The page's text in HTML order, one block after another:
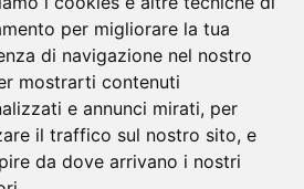
per migliorare la tua
di navigazione nel nostro
mostrarti contenuti
e annunci mirati, per
il traffico sul nostro sito, e
da dove arrivano i nostri
PALINSESTO DIRETTA TV
RGM HITRADIO
Media 2005-2026
s.r.l. - P.I.00496230541 -www.trgmedia.it- Powered by